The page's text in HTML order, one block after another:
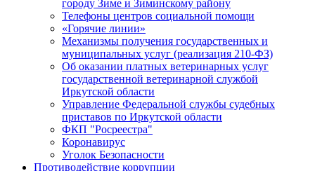
городу Зиме и Зиминскому району
Телефоны центров социальной помощи
«Горячие линии»
Механизмы получения государственных и
муниципальных услуг (реализация 210-ФЗ)
Об оказании платных ветеринарных услуг
государственной ветеринарной службой
Иркутской области
Управление Федеральной службы судебных
приставов по Иркутской области
ФКП "Росреестра"
Коронавирус
Уголок Безопасности
Противодействие коррупции